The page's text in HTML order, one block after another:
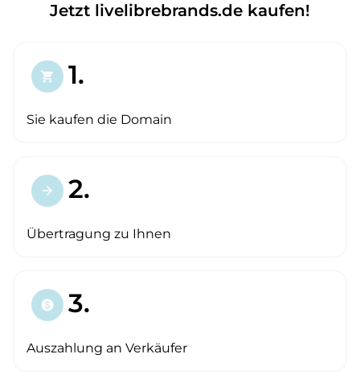
Jetzt livelibrebrands.de kaufen!
shopping_cart 1.
Sie kaufen die Domain
arrow_forward 2.
Übertragung zu Ihnen
paid 3.
Auszahlung an Verkäufer